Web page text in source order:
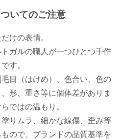
いてのご注意
けの表情。
ガルの職人が一つひとつ手作
す。
目（はけめ）、色合い、色の
形、重さ等に個体差がありま
ではの温もり。
りムラ、細かな線傷、歪み等
ので、ブランドの品質基準を